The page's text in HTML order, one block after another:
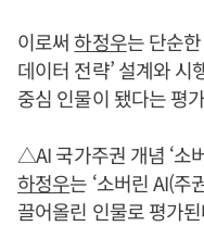
이로써하정우는 단순
데이터 전략’ 설계와
중심 인물이 됐다는 평
△AI 국가주권 개념 ‘소
하정우는 ‘소버린 AI(주
끌어올린 인물로 평가